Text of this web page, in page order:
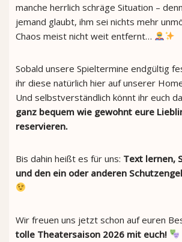
manche herrlich schräge Situation –
jemand glaubt, ihm sei nichts mehr
Chaos meist nicht weit entfernt…
Sobald unsere Spieltermine endgültig
ihr diese natürlich hier auf unserer
Und selbstverständlich könnt ihr euch
ganz bequem wie gewohnt eure
reservieren.
Bis dahin heißt es für uns: Text lernen,
und den ein oder anderen
Wir freuen uns jetzt schon auf euren
tolle Theatersaison 2026 mit euch!